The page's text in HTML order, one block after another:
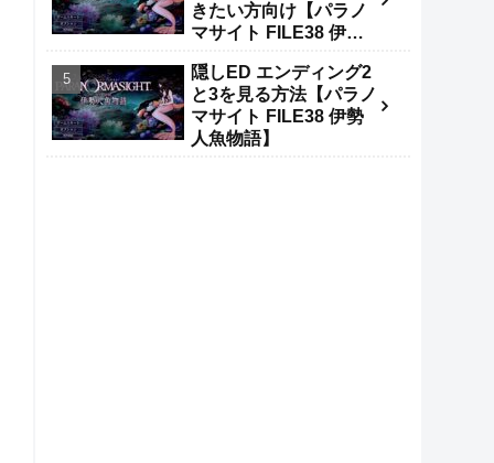
きたい方向け【パラノ
マサイト FILE38 伊勢
隠しED エンディング2
と3を見る方法【パラノ
マサイト FILE38 伊勢
人魚物語】